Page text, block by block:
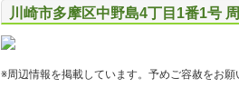
川崎市多摩区中野島4丁目1番1号
※周辺情報を掲載しています。予めご容赦をお願